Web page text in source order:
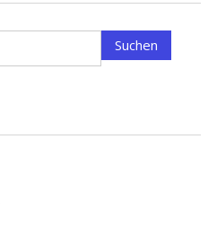
Suchen
nach:
Suchen